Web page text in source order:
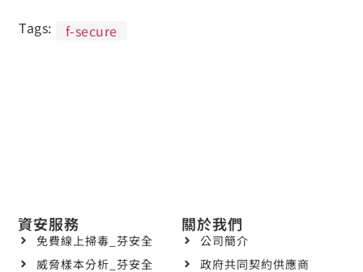
Tags: f-secure
關於我們
公司簡介
政府共同契約供應商
資安服務
免費線上掃毒_芬安全
威脅樣本分析_芬安全